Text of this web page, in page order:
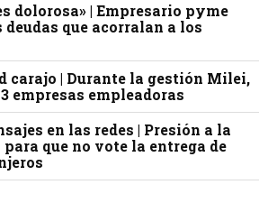
dolorosa» | Empresario pyme
deudas que acorralan a los
carajo | Durante la gestión Milei,
empresas empleadoras
en las redes | Presión a la
que no vote la entrega de